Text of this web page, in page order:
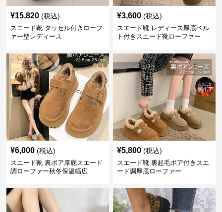
¥15,820 (税込)
スエード靴 タッセル付きローフ
ァー型レディース
¥3,600 (税込)
スエード靴 レディース厚底ベル
ト付きスエード靴ローファー
¥6,000 (税込)
スエード靴 裏ボア厚底スエード
調ローファー秋冬保温幅広
¥5,800 (税込)
スエード靴 裏起毛ボア付きスエ
ード調厚底ローファー